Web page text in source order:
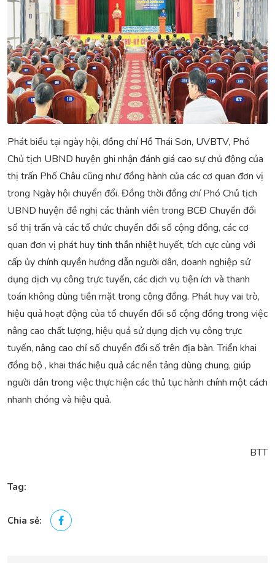
Phát biểu tại ngày hội, đồng chí Hồ Thái Sơn, UVBTV, Phó
Chủ tịch UBND huyện ghi nhận đánh giá cao sự chủ động của
thị trấn Phố Châu cũng như đồng hành của các cơ quan đơn vị
trong Ngày hội chuyển đổi. Đồng thời đồng chí Phó Chủ tịch
UBND huyện đề nghị các thành viên trong BCĐ Chuyển đổi
số thị trấn và các tổ chức chuyển đổi số cộng đồng, các cơ
quan đơn vị phát huy tinh thần nhiệt huyết, tích cực cùng với
cấp ủy chính quyền hướng dẫn người dân, doanh nghiệp sử
dụng dịch vụ công trực tuyến, các dịch vụ tiện ích và thanh
toán không dùng tiền mặt trong cộng đồng. Phát huy vai trò,
hiệu quả hoạt động của tổ chuyển đổi số cộng đồng trong việc
nâng cao chất lượng, hiệu quả sử dụng dịch vụ công trực
tuyến, nâng cao chỉ số chuyển đổi số trên địa bàn. Triển khai
đồng bộ , khai thác hiệu quả các nền tảng dùng chung, giúp
người dân trong việc thực hiện các thủ tục hành chính một cách
nhanh chóng và hiệu quả.
BTT
Tag:
Chia sẻ: